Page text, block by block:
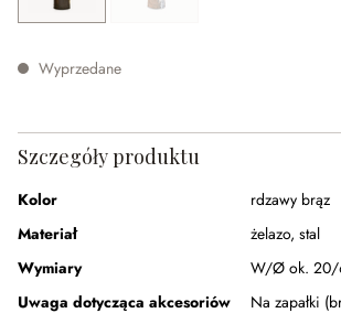
Wyprzedane
Szczegóły produktu
Kolor
rdzawy brąz
Materiał
żelazo, stal
Wymiary
W/Ø ok. 20/
Uwaga dotycząca akcesoriów
Na zapałki